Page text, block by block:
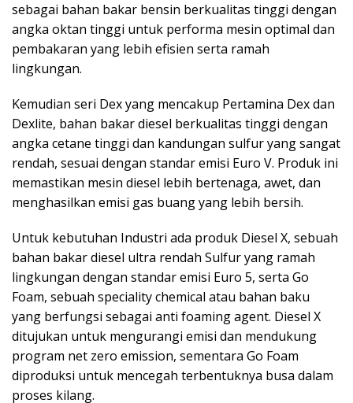
sebagai bahan bakar bensin berkualitas tinggi dengan
angka oktan tinggi untuk performa mesin optimal dan
pembakaran yang lebih efisien serta ramah
lingkungan.
Kemudian seri Dex yang mencakup Pertamina Dex dan
Dexlite, bahan bakar diesel berkualitas tinggi dengan
angka cetane tinggi dan kandungan sulfur yang sangat
rendah, sesuai dengan standar emisi Euro V. Produk ini
memastikan mesin diesel lebih bertenaga, awet, dan
menghasilkan emisi gas buang yang lebih bersih.
Untuk kebutuhan Industri ada produk Diesel X, sebuah
bahan bakar diesel ultra rendah Sulfur yang ramah
lingkungan dengan standar emisi Euro 5, serta Go
Foam, sebuah speciality chemical atau bahan baku
yang berfungsi sebagai anti foaming agent. Diesel X
ditujukan untuk mengurangi emisi dan mendukung
program net zero emission, sementara Go Foam
diproduksi untuk mencegah terbentuknya busa dalam
proses kilang.